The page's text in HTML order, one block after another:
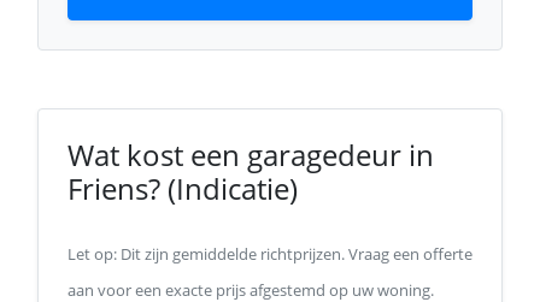
Wat kost een garagedeur in
Friens? (Indicatie)
Let op: Dit zijn gemiddelde richtprijzen. Vraag een offerte
aan voor een exacte prijs afgestemd op uw woning.